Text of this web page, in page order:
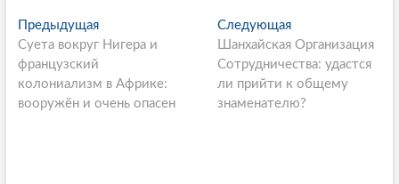
P
o
s
t
ПредыдущаяП
р
д
ы
Суета вокруг Нигера и
французский
колониализм в Африке:
вооружён и очень опасен
Следующая
л
е
д
у
Шанхайская Организация
Сотрудничества: удастся
ли прийти к общему
знаменателю?